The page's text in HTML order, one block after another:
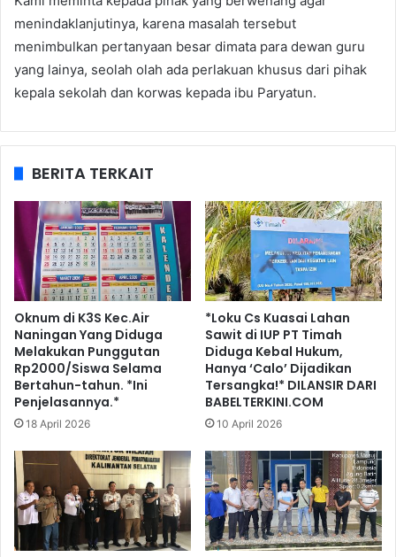
menindaklanjutinya, karena masalah tersebut
menimbulkan pertanyaan besar dimata para dewan guru
yang lainya, seolah olah ada perlakuan khusus dari pihak
kepala sekolah dan korwas kepada ibu Paryatun.
BERITA TERKAIT
Oknum di K3S Kec.Air
Naningan Yang Diduga
Melakukan Punggutan
Rp2000/Siswa Selama
Bertahun-tahun. *Ini
Penjelasannya.*
18 April 2026
*Loku Cs Kuasai Lahan
Sawit di IUP PT Timah
Diduga Kebal Hukum,
Hanya ‘Calo’ Dijadikan
Tersangka!* DILANSIR DARI
BABELTERKINI.COM
10 April 2026